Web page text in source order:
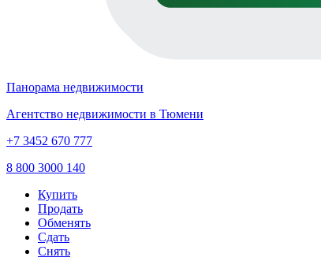
Панорама недвижимости
Агентство недвижимости в Тюмени
+7 3452 670 777
8 800 3000 140
Купить
Продать
Обменять
Сдать
Снять